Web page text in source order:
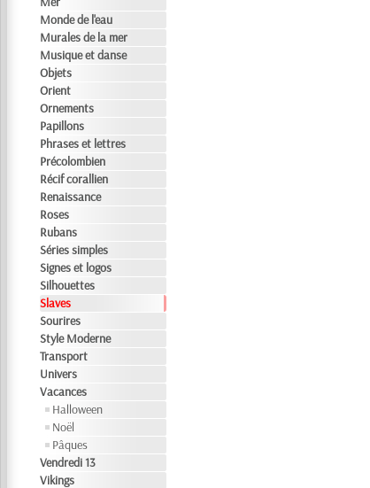
Monde de l'eau
Murales de la mer
Musique et danse
Objets
Orient
Ornements
Papillons
Phrases et lettres
Précolombien
Récif corallien
Renaissance
Roses
Rubans
Séries simples
Signes et logos
Silhouettes
Slaves
Sourires
Style Moderne
Transport
Univers
Vacances
Halloween
Noël
Pâques
Vendredi 13
Vikings